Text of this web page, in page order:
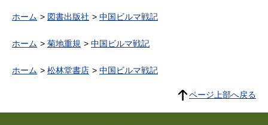
ホーム 図書出版社 中国ビルマ戦記
ホーム 菊地重規 中国ビルマ戦記
ホーム 松林堂書店 中国ビルマ戦記
ページ上部へ戻る